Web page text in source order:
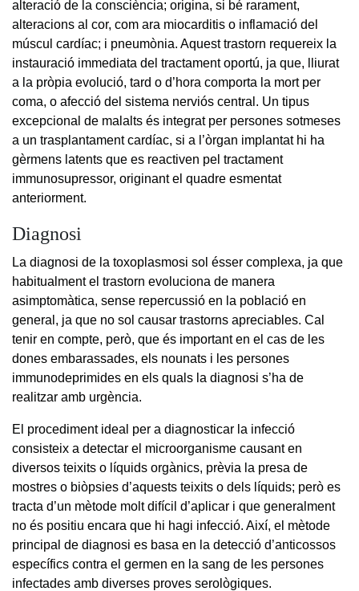
alteració de la consciència; origina, si bé rarament,
alteracions al cor, com ara miocarditis o inflamació del
múscul cardíac; i pneumònia. Aquest trastorn requereix la
instauració immediata del tractament oportú, ja que, lliurat
a la pròpia evolució, tard o d’hora comporta la mort per
coma, o afecció del sistema nerviós central. Un tipus
excepcional de malalts és integrat per persones sotmeses
a un trasplantament cardíac, si a l’òrgan implantat hi ha
gèrmens latents que es reactiven pel tractament
immunosupressor, originant el quadre esmentat
anteriorment.
Diagnosi
La diagnosi de la toxoplasmosi sol ésser complexa, ja que
habitualment el trastorn evoluciona de manera
asimptomàtica, sense repercussió en la població en
general, ja que no sol causar trastorns apreciables. Cal
tenir en compte, però, que és important en el cas de les
dones embarassades, els nounats i les persones
immunodeprimides en els quals la diagnosi s’ha de
realitzar amb urgència.
El procediment ideal per a diagnosticar la infecció
consisteix a detectar el microorganisme causant en
diversos teixits o líquids orgànics, prèvia la presa de
mostres o biòpsies d’aquests teixits o dels líquids; però es
tracta d’un mètode molt difícil d’aplicar i que generalment
no és positiu encara que hi hagi infecció. Així, el mètode
principal de diagnosi es basa en la detecció d’anticossos
específics contra el germen en la sang de les persones
infectades amb diverses proves serològiques.